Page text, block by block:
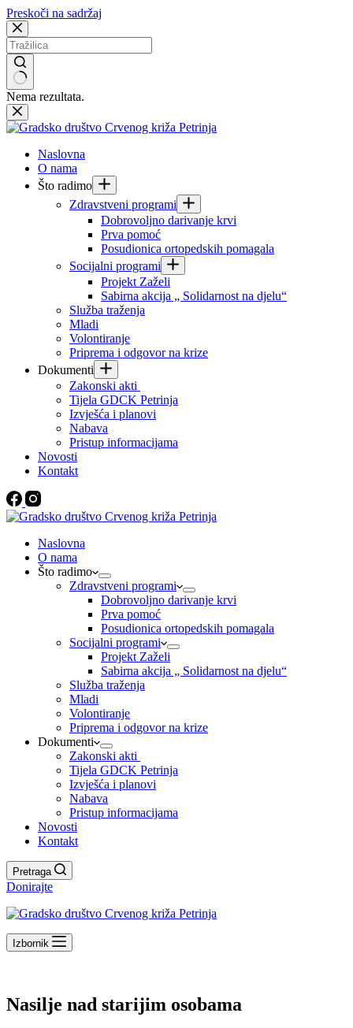
Preskoči na sadržaj
Nema rezultata.
Naslovna
O nama
Što radimo
Zdravstveni programi
Dobrovoljno darivanje krvi
Prva pomoć
Posudionica ortopedskih pomagala
Socijalni programi
Projekt Zaželi
Sabirna akcija „ Solidarnost na djelu“
Služba traženja
Mladi
Volontiranje
Priprema i odgovor na krize
Dokumenti
Zakonski akti
Tijela GDCK Petrinja
Izvješća i planovi
Nabava
Pristup informacijama
Novosti
Kontakt
Naslovna
O nama
Što radimo
Zdravstveni programi
Dobrovoljno darivanje krvi
Prva pomoć
Posudionica ortopedskih pomagala
Socijalni programi
Projekt Zaželi
Sabirna akcija „ Solidarnost na djelu“
Služba traženja
Mladi
Volontiranje
Priprema i odgovor na krize
Dokumenti
Zakonski akti
Tijela GDCK Petrinja
Izvješća i planovi
Nabava
Pristup informacijama
Novosti
Kontakt
Pretraga
Donirajte
Izbornik
Nasilje nad starijim osobama